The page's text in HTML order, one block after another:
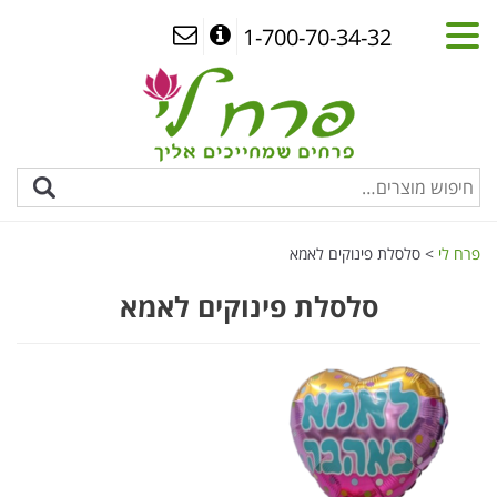
1-700-70-34-32
פרח לי > סלסלת פינוקים לאמא
סלסלת פינוקים לאמא